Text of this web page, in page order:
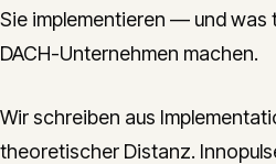
Sie implementieren — und was
DACH-Unternehmen machen.
Wir schreiben aus
theoretischer Distanz.